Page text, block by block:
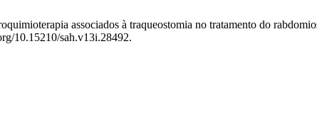
associados à traqueostomia no tratamento do
10.15210/sah.v13i.28492.